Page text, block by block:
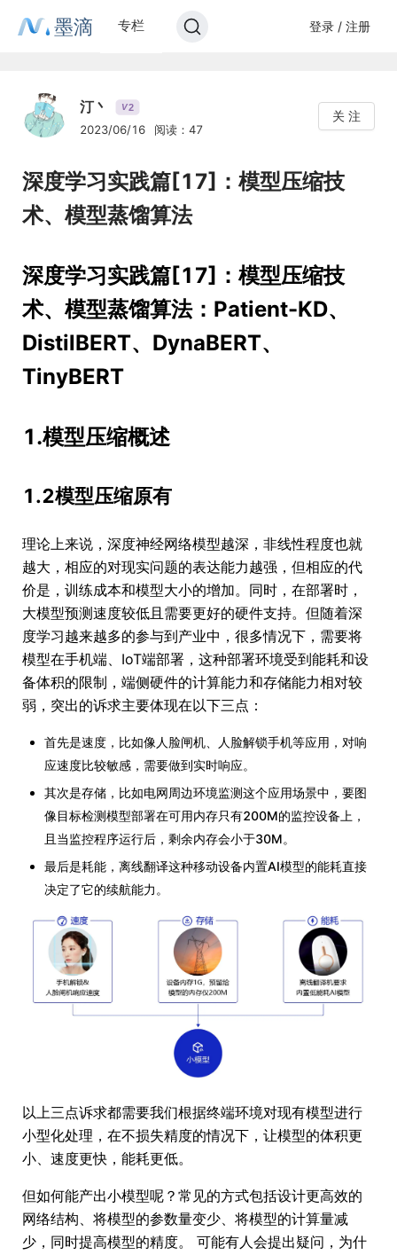
墨滴 专栏 登录 / 注册
汀丶 V2
2023/06/16 阅读：47
关 注
深度学习实践篇[17]：模型压缩技
术、模型蒸馏算法
深度学习实践篇[17]：模型压缩技
术、模型蒸馏算法：Patient-KD、
DistilBERT、DynaBERT、
TinyBERT
1.模型压缩概述
1.2模型压缩原有
理论上来说，深度神经网络模型越深，非线性程度也就
越大，相应的对现实问题的表达能力越强，但相应的代
价是，训练成本和模型大小的增加。同时，在部署时，
大模型预测速度较低且需要更好的硬件支持。但随着深
度学习越来越多的参与到产业中，很多情况下，需要将
模型在手机端、IoT端部署，这种部署环境受到能耗和设
备体积的限制，端侧硬件的计算能力和存储能力相对较
弱，突出的诉求主要体现在以下三点：
首先是速度，比如像人脸闸机、人脸解锁手机等应用，对响
应速度比较敏感，需要做到实时响应。
其次是存储，比如电网周边环境监测这个应用场景中，要图
像目标检测模型部署在可用内存只有200M的监控设备上，
且当监控程序运行后，剩余内存会小于30M。
最后是耗能，离线翻译这种移动设备内置AI模型的能耗直接
决定了它的续航能力。
以上三点诉求都需要我们根据终端环境对现有模型进行
小型化处理，在不损失精度的情况下，让模型的体积更
小、速度更快，能耗更低。
但如何能产出小模型呢？常见的方式包括设计更高效的
网络结构、将模型的参数量变少、将模型的计算量减
少，同时提高模型的精度。 可能有人会提出疑问，为什